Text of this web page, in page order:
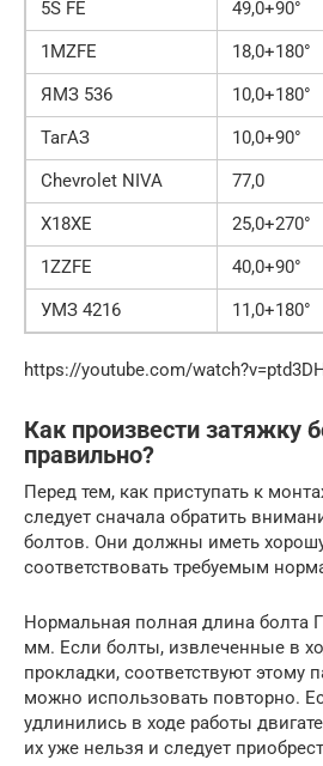
5S FE
49,0+90°
1MZFE
18,0+180°
ЯМЗ 536
10,0+180°
ТагАЗ
10,0+90°
Chevrolet NIVA
77,0
X18XE
25,0+270°
1ZZFE
40,0+90°
УМЗ 4216
11,0+180°
https://youtube.com/
Как произвести затяжку
правильно?
Перед тем, как приступать к
следует сначала обратить
болтов. Они должны иметь
соответствовать требуемым
Нормальная полная длина болта
мм. Если болты, извлеченные в
прокладки, соответствуют этому
можно использовать повторно.
удлинились в ходе работы
их уже нельзя и следует